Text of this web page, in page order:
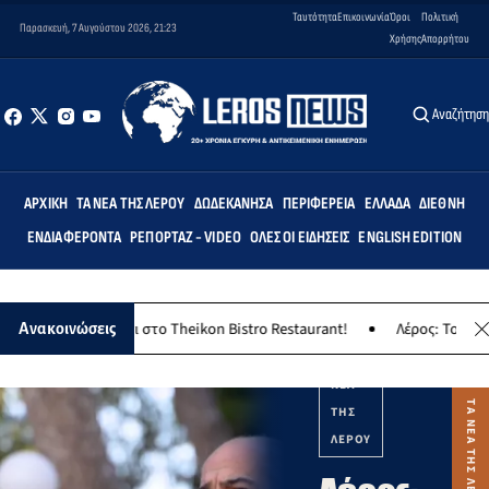
Παρασκευή, 7 Αυγούστου 2026, 21:23
ΤαυτότηταΕπικοινωνίαΌροι
Χρήσης
Πολιτική
Απορρήτου
Αναζήτηση
ΑΡΧΙΚΉ ΤΑ ΝΈΑ ΤΗΣ ΛΈΡΟΥ ΔΩΔΕΚΆΝΗΣΑ ΠΕΡΙΦΈΡΕΙΑ ΕΛΛΆΔΑ ΔΙΕΘΝΉ
ΕΝΔΙΑΦΈΡΟΝΤΑ ΡΕΠΟΡΤΆΖ - VIDEO ΌΛΕΣ ΟΙ ΕΙΔΉΣΕΙΣ ENGLISH EDITION
Ανακοινώσεις
γλέντι στο Theikon Bistro Restaurant! Λέρος: Το Σάββατο 8
ΤΑ
ΝΕΑ
ΤΗΣ
ΛΕΡΟΥ